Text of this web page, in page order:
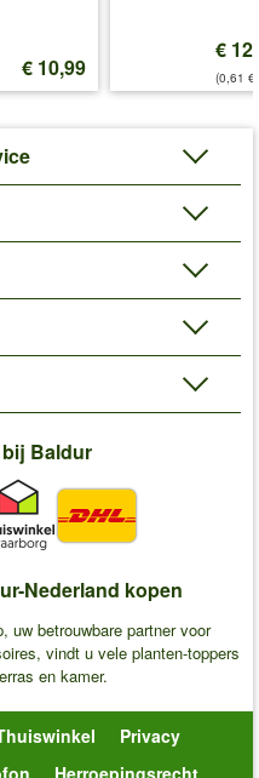
€ 10,99
€
(0,61
Baldur
Nederland kopen
uw betrouwbare partner voor
vindt u vele planten-toppers
en kamer.
Privacy
Herroepingsrecht